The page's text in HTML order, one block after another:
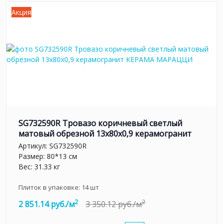
Акция
SG732590R Тровазо коричневый светлый
матовый обрезной 13x80x0,9 керамогранит
Артикул: SG732590R
Размер: 80*13 см
Вес: 31.33 кг
Плиток в упаковке: 14шт
2 851.14 руб./м2 3 350.12 руб./м2